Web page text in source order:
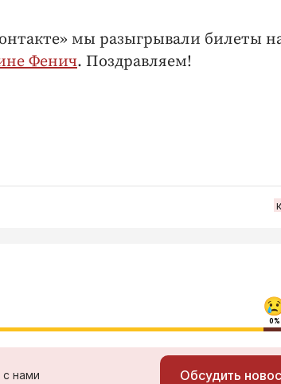
мы разыгрывали билеты
Фенич. Поздравляем!
0%
с нами Обсудить